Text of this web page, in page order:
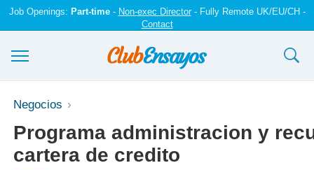
Job Openings: Part-time- Non-exec Director- Fully Remote UK/EU/CH -
Contact
Ensayos y trabajos
Registrarse
Iniciar sesión
Negocios
Programa administracion y
cartera de credito